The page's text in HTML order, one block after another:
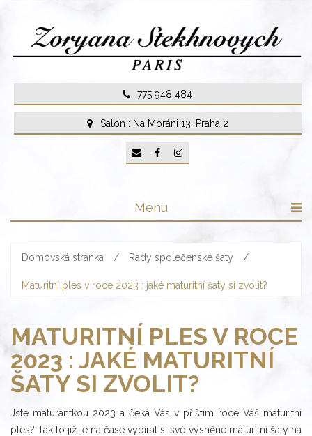
content
775 948 484
Salon : Na Moráni 13, Praha 2
Menu
Domovská stránka / Rady společenské šaty /
Maturitní ples v roce 2023 : jaké maturitní šaty si zvolit?
MATURITNÍ PLES V ROCE
2023 : JAKÉ MATURITNÍ
ŠATY SI ZVOLIT?
Jste maturantkou 2023 a čeká Vás v příštím roce Váš maturitní
ples? Tak to již je na čase vybírat si své vysněné maturitní šaty na